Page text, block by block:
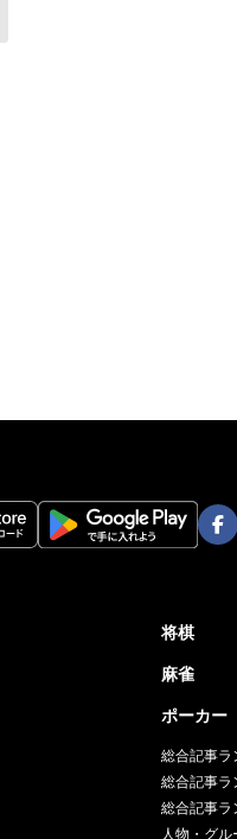
将棋
麻雀
ポーカー
総合記事ラ
総合記事ラ
総合記事ラ
人物・グル